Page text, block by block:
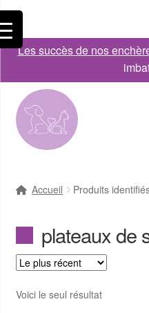
Les succès de nos
Accueil Produits
plateaux de
Voici le seul résultat